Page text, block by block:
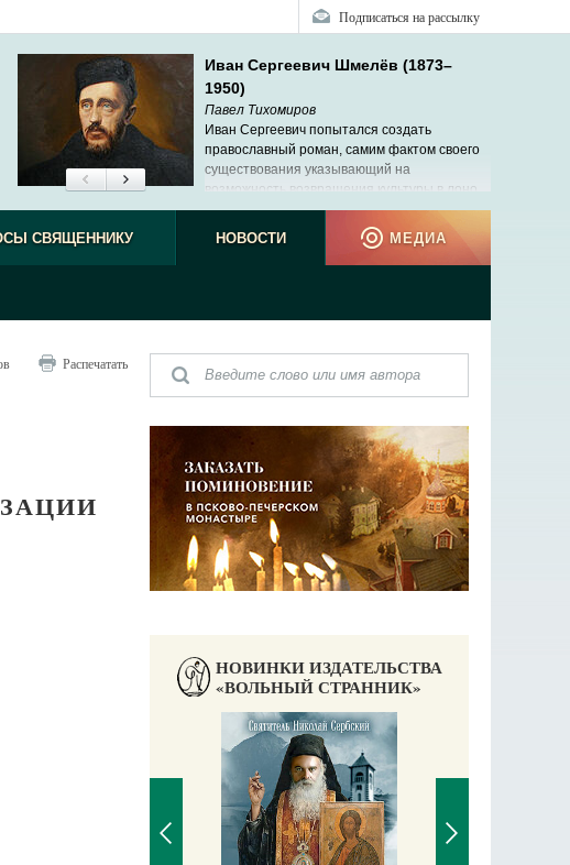
Подписаться на рассылку
Иван Сергеевич Шмелёв (1873–
1950)
Павел Тихомиров
Иван Сергеевич попытался создать
православный роман, самим фактом своего
существования указывающий на
возможность возвращения культуры в лоно
Церкви.
СВЯЩЕННИКУ НОВОСТИ МЕДИА
Распечатать
НОВИНКИ ИЗДАТЕЛЬСТВА
«ВОЛЬНЫЙ СТРАННИК»